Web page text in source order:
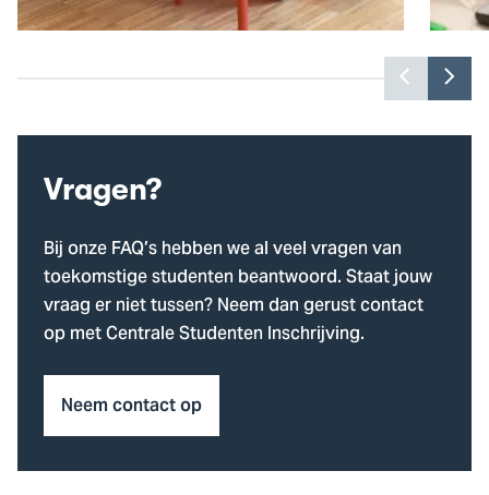
Toon
vorige
slide
Vragen?
Bij onze FAQ’s hebben we al veel vragen van
toekomstige studenten beantwoord. Staat jouw
vraag er niet tussen? Neem dan gerust contact
op met Centrale Studenten Inschrijving.
Neem contact op